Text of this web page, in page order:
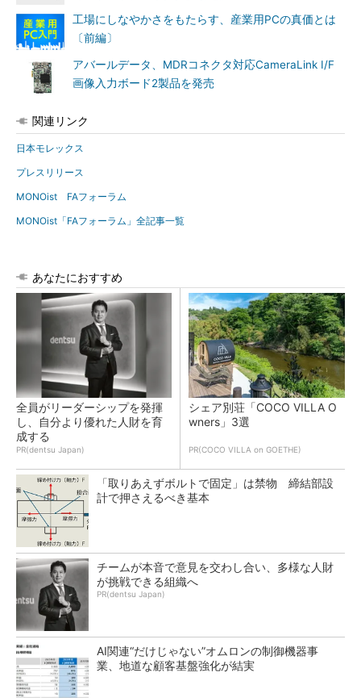
工場にしなやかさをもたらす、産業用PCの真価とは
〔前編〕
アバールデータ、MDRコネクタ対応CameraLink I/F
画像入力ボード2製品を発売
関連リンク
日本モレックス
プレスリリース
MONOist FAフォーラム
MONOist「FAフォーラム」全記事一覧
あなたにおすすめ
全員がリーダーシップを発揮
し、自分より優れた人財を育
成する
PR(dentsu Japan)
シェア別荘「COCO VILLA O
wners」3選
PR(COCO VILLA on GOETHE)
「取りあえずボルトで固定」は禁物 締結部設
計で押さえるべき基本
チームが本音で意見を交わし合い、多様な人財
が挑戦できる組織へ
PR(dentsu Japan)
AI関連“だけじゃない”オムロンの制御機器事
業、地道な顧客基盤強化が結実